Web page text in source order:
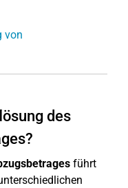
von
des
führt